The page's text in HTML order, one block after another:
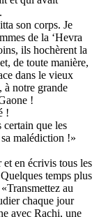
son corps. Je
de la ‘Hevra
ils hochèrent la
de toute manière,
dans le vieux
à notre grande
!
!
certain que les
malédiction !»
et en écrivis tous les
temps plus
au
chaque jour
avec Rachi, une